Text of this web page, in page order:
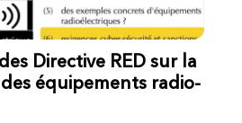
Directive RED sur la
équipements radio-